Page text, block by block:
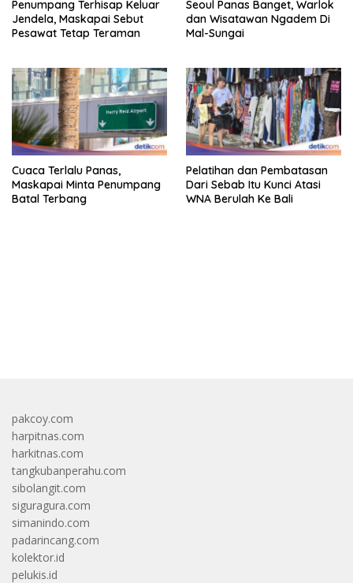
Penumpang Terhisap Keluar
Jendela, Maskapai Sebut
Pesawat Tetap Teraman
Seoul Panas Banget, Warlok
dan Wisatawan Ngadem Di
Mal-Sungai
Cuaca Terlalu Panas,
Maskapai Minta Penumpang
Batal Terbang
Pelatihan dan Pembatasan
Dari Sebab Itu Kunci Atasi
WNA Berulah Ke Bali
pakcoy.com
harpitnas.com
harkitnas.com
tangkubanperahu.com
sibolangit.com
siguragura.com
simanindo.com
padarincang.com
kolektor.id
pelukis.id